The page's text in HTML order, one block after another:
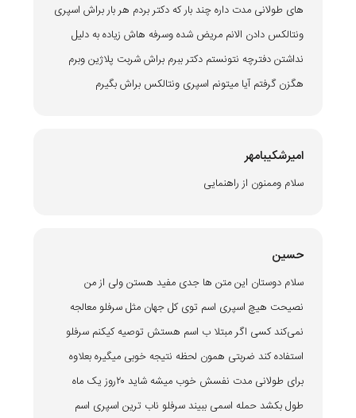
های طولانی مدت داره چند بار که دکتر بردم هر بار براش اسپری
ونتالکس دادن الانم مریض شده وسرفه هاش زیاده به دلیل
نداشتن دفترچه نتونستم دکتر ببرم براش شربت پلاژین وبرم
هگزن گرفتم آیا میتونم اسپری ونتالکس براش بگیرم
امیرشکیبامهر
سلام وممنون از راهنمایی
حسین
سلام دوستان این متن ها جدی مفید هستن ولی از من
نصیحت هیچ اسپری اسم توی کل جهان مثل سرفلو معالجه
نمی‌کند کسی اگر مبتلا ب اسم هستش توصیه کیکنم سرفلو
استفاده کند ضربتی همون لحظه نتیجه خوبی میگیره بعلاوه
برای طولانی مدت نفسش خوب میشه شاید ۲۰روز یک ماه
طول بکشد حمله اسمی ببیند سرفلو ناب ترین اسپری اسم